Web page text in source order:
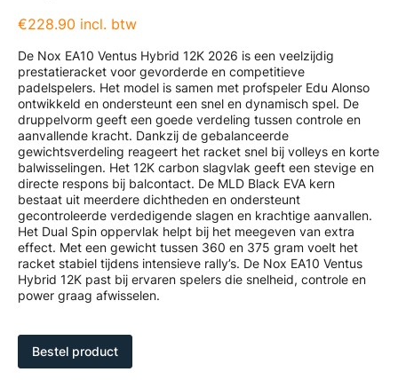
€228.90 incl. btw
De Nox EA10 Ventus Hybrid 12K 2026 is een veelzijdig
prestatieracket voor gevorderde en competitieve
padelspelers. Het model is samen met profspeler Edu Alonso
ontwikkeld en ondersteunt een snel en dynamisch spel. De
druppelvorm geeft een goede verdeling tussen controle en
aanvallende kracht. Dankzij de gebalanceerde
gewichtsverdeling reageert het racket snel bij volleys en korte
balwisselingen. Het 12K carbon slagvlak geeft een stevige en
directe respons bij balcontact. De MLD Black EVA kern
bestaat uit meerdere dichtheden en ondersteunt
gecontroleerde verdedigende slagen en krachtige aanvallen.
Het Dual Spin oppervlak helpt bij het meegeven van extra
effect. Met een gewicht tussen 360 en 375 gram voelt het
racket stabiel tijdens intensieve rally’s. De Nox EA10 Ventus
Hybrid 12K past bij ervaren spelers die snelheid, controle en
power graag afwisselen.
Bestel product